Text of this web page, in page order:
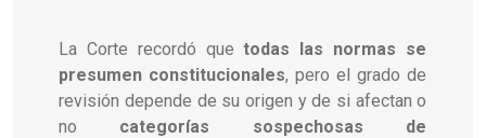
La Corte recordó quetodas las normas se
presumen constitucionales, pero el grado de
revisión depende de su origen y de si afectan o
no categorías sospechosas de